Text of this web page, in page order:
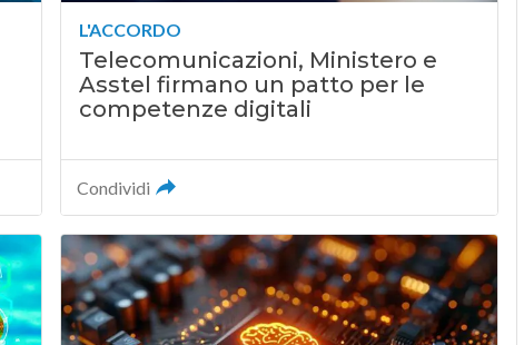
L'ACCORDO
Telecomunicazioni, Ministero e
Asstel firmano un patto per le
competenze digitali
Condividi